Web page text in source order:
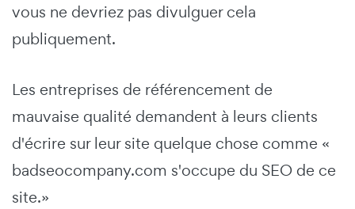
vous ne devriez pas divulguer cela
publiquement.
Les entreprises de référencement de
mauvaise qualité demandent à leurs clients
d'écrire sur leur site quelque chose comme «
badseocompany.com s'occupe du SEO de ce
site.»